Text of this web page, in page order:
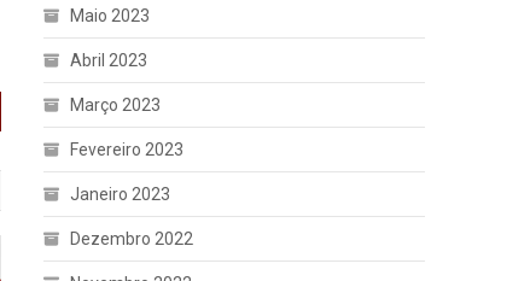
Maio 2023
Abril 2023
Março 2023
Fevereiro 2023
Janeiro 2023
Dezembro 2022